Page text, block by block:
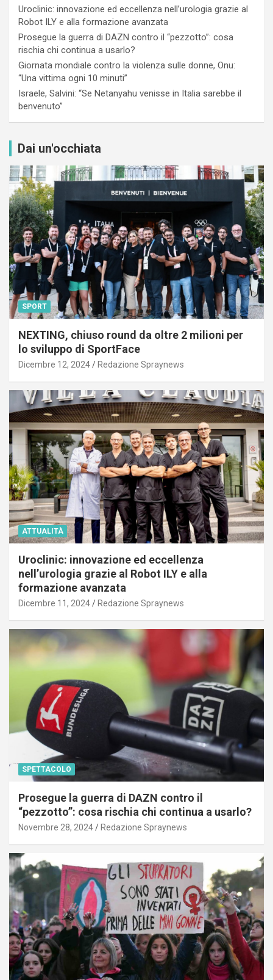
Uroclinic: innovazione ed eccellenza nell’urologia grazie al
Robot ILY e alla formazione avanzata
Prosegue la guerra di DAZN contro il “pezzotto”: cosa
rischia chi continua a usarlo?
Giornata mondiale contro la violenza sulle donne, Onu:
“Una vittima ogni 10 minuti”
Israele, Salvini: “Se Netanyahu venisse in Italia sarebbe il
benvenuto”
Dai un'occhiata
SPORT
NEXTING, chiuso round da oltre 2 milioni per
lo sviluppo di SportFace
Dicembre 12, 2024 Redazione Spraynews
ATTUALITÀ
Uroclinic: innovazione ed eccellenza
nell’urologia grazie al Robot ILY e alla
formazione avanzata
Dicembre 11, 2024 Redazione Spraynews
SPETTACOLO
Prosegue la guerra di DAZN contro il
“pezzotto”: cosa rischia chi continua a usarlo?
Novembre 28, 2024 Redazione Spraynews